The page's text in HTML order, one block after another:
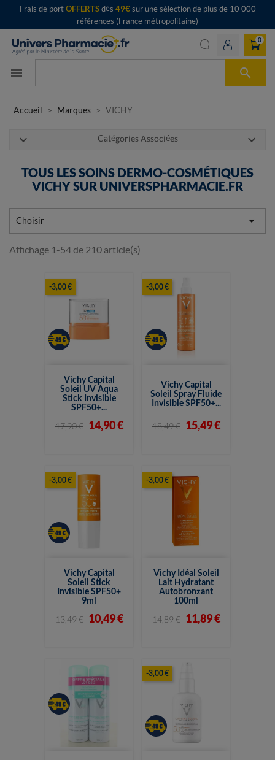
Frais de portOFFERTSdès 49€sur une sélection de plus de 10 000
références (France métropolitaine)
menu 
0
Accueil Marques VICHY
expand_more Catégories Associées expand_more
TOUS LES SOINS DERMO-COSMÉTIQUES
VICHY SUR UNIVERSPHARMACIE.FR
Choisir 
Affichage 1-54 de 210 article(s)
Vichy Capital
Soleil UV Aqua
Stick Invisible
SPF50+...
17,90 € 14,90 €
-3,00 €
Vichy Capital
Soleil Spray Fluide
Invisible SPF50+...
18,49 € 15,49 €
-3,00 €
Vichy Capital
Soleil Stick
Invisible SPF50+
9ml
13,49 € 10,49 €
-3,00 €
Vichy Idéal Soleil
Lait Hydratant
Autobronzant
100ml
14,89 € 11,89 €
-3,00 €
-3,00 €